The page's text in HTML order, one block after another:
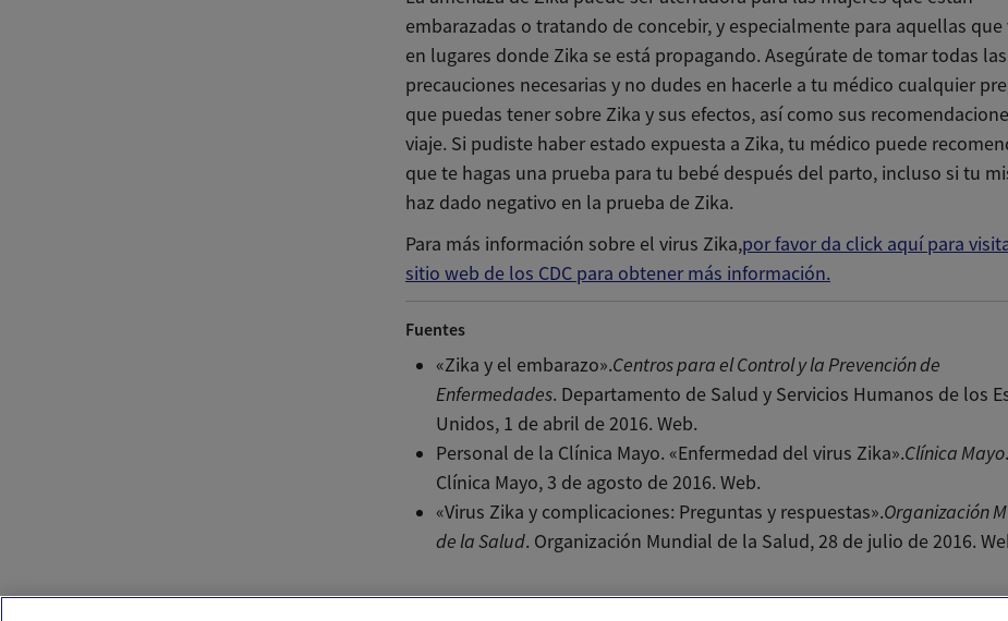
embarazadas o tratando de concebir, y especialmente para aquellas que
en lugares donde Zika se está propagando. Asegúrate de tomar todas las
precauciones necesarias y no dudes en hacerle a tu médico cualquier
que puedas tener sobre Zika y sus efectos, así como sus
viaje. Si pudiste haber estado expuesta a Zika, tu médico puede
que te hagas una prueba para tu bebé después del parto, incluso si tu
haz dado negativo en la prueba de Zika.
Para más información sobre el virus Zika,por favor da click aquí para
sitio web de los CDC para obtener más información.
Fuentes
«Zika y el embarazo».Centros para el Control y la Prevención de
Enfermedades. Departamento de Salud y Servicios Humanos de los
Unidos, 1 de abril de 2016. Web.
Personal de la Clínica Mayo. «Enfermedad del virus Zika».Clínica Mayo.
Clínica Mayo, 3 de agosto de 2016. Web.
«Virus Zika y complicaciones: Preguntas y respuestas».Organización
de la Salud. Organización Mundial de la Salud, 28 de julio de 2016.